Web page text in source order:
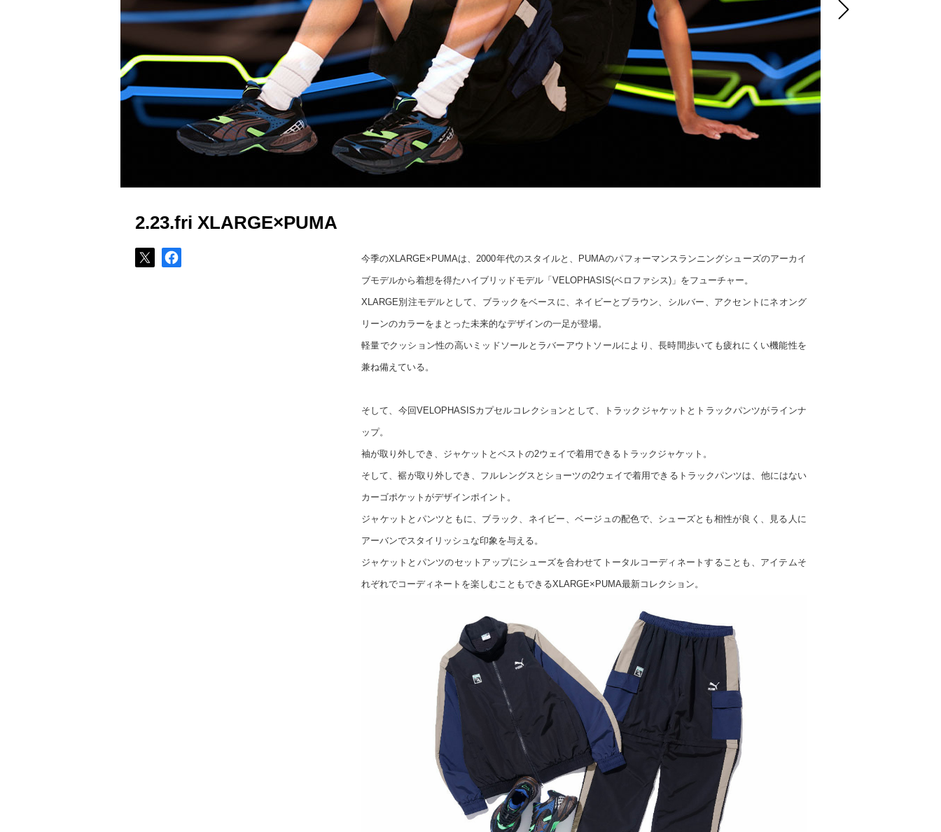
2.23.fri XLARGE×PUMA
今季のXLARGE×PUMAは、2000年代のスタイルと、PUMAのパフォーマンスランニングシューズのアーカイ
ブモデルから着想を得たハイブリッドモデル「VELOPHASIS(ベロファシス)」をフューチャー。
XLARGE別注モデルとして、ブラックをベースに、ネイビーとブラウン、シルバー、アクセントにネオング
リーンのカラーをまとった未来的なデザインの一足が登場。
軽量でクッション性の高いミッドソールとラバーアウトソールにより、長時間歩いても疲れにくい機能性を
兼ね備えている。
そして、今回VELOPHASISカプセルコレクションとして、トラックジャケットとトラックパンツがラインナ
ップ。
袖が取り外しでき、ジャケットとベストの2ウェイで着用できるトラックジャケット。
そして、裾が取り外しでき、フルレングスとショーツの2ウェイで着用できるトラックパンツは、他にはない
カーゴポケットがデザインポイント。
ジャケットとパンツともに、ブラック、ネイビー、ベージュの配色で、シューズとも相性が良く、見る人に
アーバンでスタイリッシュな印象を与える。
ジャケットとパンツのセットアップにシューズを合わせてトータルコーディネートすることも、アイテムそ
れぞれでコーディネートを楽しむこともできるXLARGE×PUMA最新コレクション。